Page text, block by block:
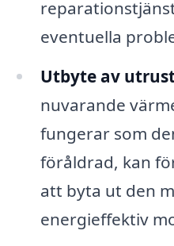
eventuella
Utbyte av
nuvarande
fungerar som
föråldrad, kan
att byta ut den
energieffektiv